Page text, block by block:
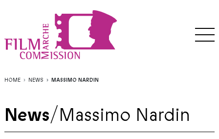
HOME NEWS MASSIMO NARDIN
News/Massimo Nardin